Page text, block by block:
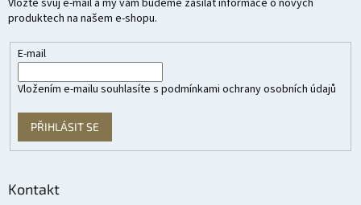
Vložte svůj e-mail a my vám budeme zasílat informace o nových
produktech na našem e-shopu.
E-mail
Vložením e-mailu souhlasíte s podmínkami ochrany osobních údajů
PŘIHLÁSIT SE
Kontakt